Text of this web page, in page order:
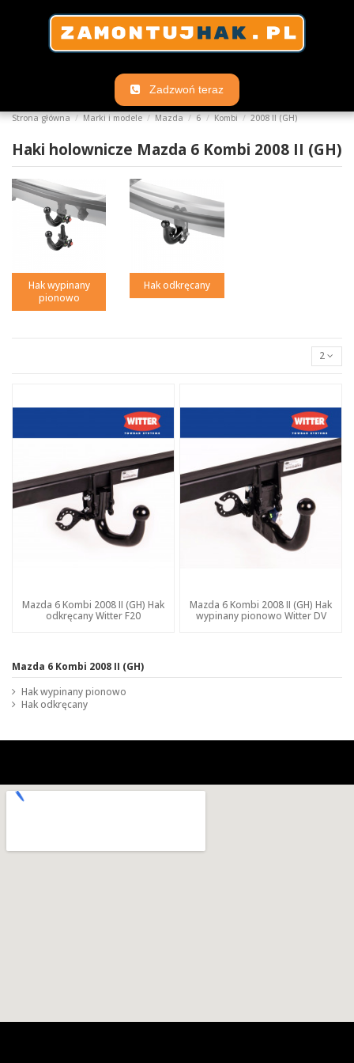
Zadzwoń teraz
Strona główna Marki i modele Mazda 6 Kombi 2008 II (GH)
Haki holownicze Mazda 6 Kombi 2008 II (GH)
Hak wypinany
pionowo
Hak odkręcany
2
Mazda 6 Kombi 2008 II (GH) Hak
odkręcany Witter F20
Mazda 6 Kombi 2008 II (GH) Hak
wypinany pionowo Witter DV
Mazda 6 Kombi 2008 II (GH)
Hak wypinany pionowo
Hak odkręcany